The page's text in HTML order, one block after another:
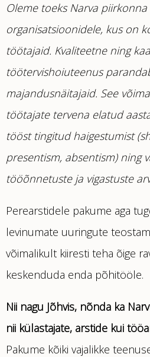
Oleme toeks Narva
organisatsioonidele, kus on
töötajaid. Kvaliteetne ning
töötervishoiuteenus
majandusnäitajaid. See
töötajate tervena elatud
tööst tingitud haigestumist
presentism, absentism) ning
tööõnnetuste ja vigastuste
Perearstidele pakume aga
levinumate uuringute
võimalikult kiiresti teha õige
keskenduda enda põhitööle.
Nii nagu Jõhvis, nõnda ka
nii külastajate, arstide kui
Pakume kõiki vajalikke